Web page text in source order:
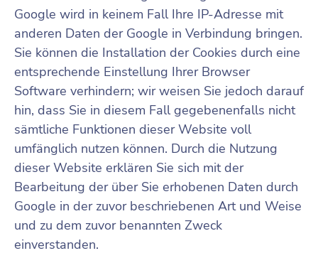
Google wird in keinem Fall Ihre IP-Adresse mit
anderen Daten der Google in Verbindung bringen.
Sie können die Installation der Cookies durch eine
entsprechende Einstellung Ihrer Browser
Software verhindern; wir weisen Sie jedoch darauf
hin, dass Sie in diesem Fall gegebenenfalls nicht
sämtliche Funktionen dieser Website voll
umfänglich nutzen können. Durch die Nutzung
dieser Website erklären Sie sich mit der
Bearbeitung der über Sie erhobenen Daten durch
Google in der zuvor beschriebenen Art und Weise
und zu dem zuvor benannten Zweck
einverstanden.